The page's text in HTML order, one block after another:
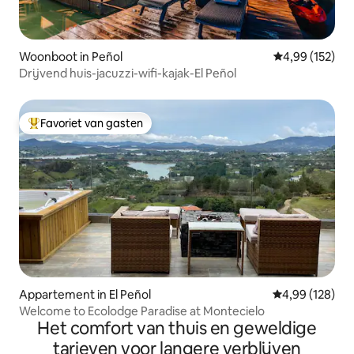
Woonboot in Peñol Gemiddelde
4,99 (152)
Drijvend huis-jacuzzi-wifi-kajak-El Peñol
Topfavoriet van gasten
Favoriet van gasten
Appartement in El Peñol Gemiddelde
4,99 (128)
Welcome to Ecolodge Paradise at Montecielo
Het comfort van thuis en geweldige
tarieven voor langere verblijven